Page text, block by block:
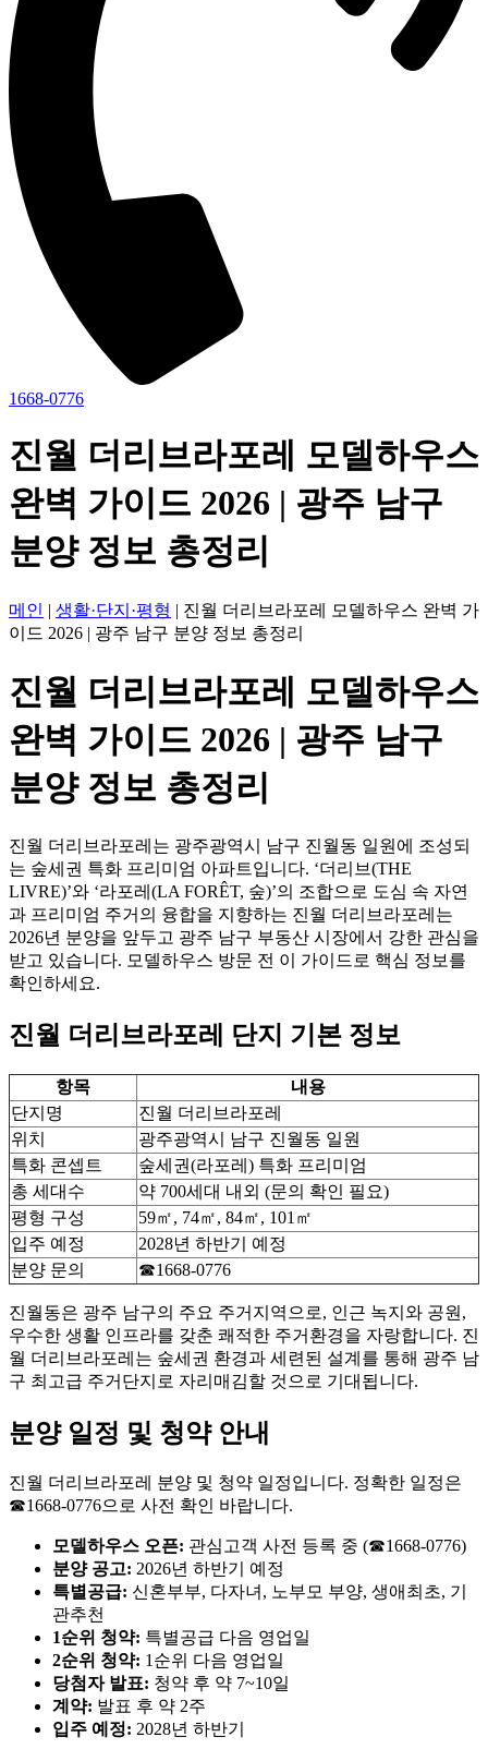
1668-0776
진월 더리브라포레 모델하우스
완벽 가이드 2026 | 광주 남구
분양 정보 총정리
메인 | 생활·단지·평형 | 진월 더리브라포레 모델하우스 완벽 가
이드 2026 | 광주 남구 분양 정보 총정리
진월 더리브라포레 모델하우스
완벽 가이드 2026 | 광주 남구
분양 정보 총정리
진월 더리브라포레는 광주광역시 남구 진월동 일원에 조성되
는 숲세권 특화 프리미엄 아파트입니다. ‘더리브(THE
LIVRE)’와 ‘라포레(LA FORÊT, 숲)’의 조합으로 도심 속 자연
과 프리미엄 주거의 융합을 지향하는 진월 더리브라포레는
2026년 분양을 앞두고 광주 남구 부동산 시장에서 강한 관심을
받고 있습니다. 모델하우스 방문 전 이 가이드로 핵심 정보를
확인하세요.
진월 더리브라포레 단지 기본 정보
항목
내용
단지명
진월 더리브라포레
위치
광주광역시 남구 진월동 일원
특화 콘셉트
숲세권(라포레) 특화 프리미엄
총 세대수
약 700세대 내외 (문의 확인 필요)
평형 구성
59㎡, 74㎡, 84㎡, 101㎡
입주 예정
2028년 하반기 예정
분양 문의
☎1668-0776
진월동은 광주 남구의 주요 주거지역으로, 인근 녹지와 공원,
우수한 생활 인프라를 갖춘 쾌적한 주거환경을 자랑합니다. 진
월 더리브라포레는 숲세권 환경과 세련된 설계를 통해 광주 남
구 최고급 주거단지로 자리매김할 것으로 기대됩니다.
분양 일정 및 청약 안내
진월 더리브라포레 분양 및 청약 일정입니다. 정확한 일정은
☎1668-0776으로 사전 확인 바랍니다.
모델하우스 오픈: 관심고객 사전 등록 중 (☎1668-0776)
분양 공고: 2026년 하반기 예정
특별공급: 신혼부부, 다자녀, 노부모 부양, 생애최초, 기
관추천
1순위 청약: 특별공급 다음 영업일
2순위 청약: 1순위 다음 영업일
당첨자 발표: 청약 후 약 7~10일
계약: 발표 후 약 2주
입주 예정: 2028년 하반기